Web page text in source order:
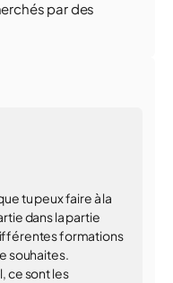
par des
tu peux faire à la
dans la partie
formations
souhaites.
ce sont les